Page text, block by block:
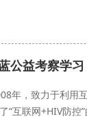
公益考察学习
年，致力于利用
互联网+HIV防控